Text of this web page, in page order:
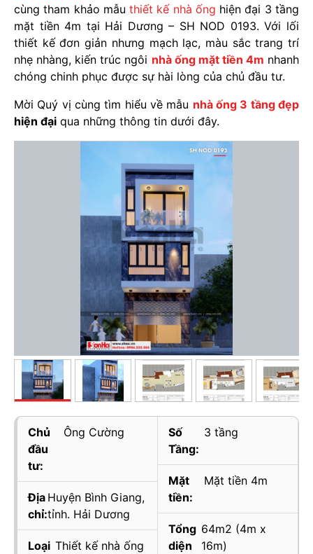
cùng tham khảo mẫuthiết kế nhà ống hiện đại 3 tầng
mặt tiền 4m tại Hải Dương – SH NOD 0193. Với lối
thiết kế đơn giản nhưng mạch lạc, màu sắc trang trí
nhẹ nhàng, kiến trúc ngôi nhà ống mặt tiền 4m nhanh
chóng chinh phục được sự hài lòng của chủ đầu tư.
Mời Quý vị cùng tìm hiểu về mẫu nhà ống 3 tầng đẹp
hiện đại qua những thông tin dưới đây.
Chủ
đầu
tư:
Ông Cường
Địa
chỉ:
Huyện Bình Giang,
tỉnh. Hải Dương
Loại Thiết kế nhà ống
Số
Tầng:
3 tầng
Mặt
tiền:
Mặt tiền 4m
Tổng
diện
64m2 (4m x
16m)